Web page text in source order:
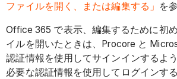
ファイルを開く、または編集する」 を
Office 365 で表示、編集するために初
イルを開いたときは、Procore と
認証情報を使用してサインインするよ
必要な認証情報を使用してログインす